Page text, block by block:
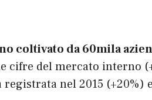
coltivato da 60mila
cifre del mercato interno
nel 2015 (+20%)